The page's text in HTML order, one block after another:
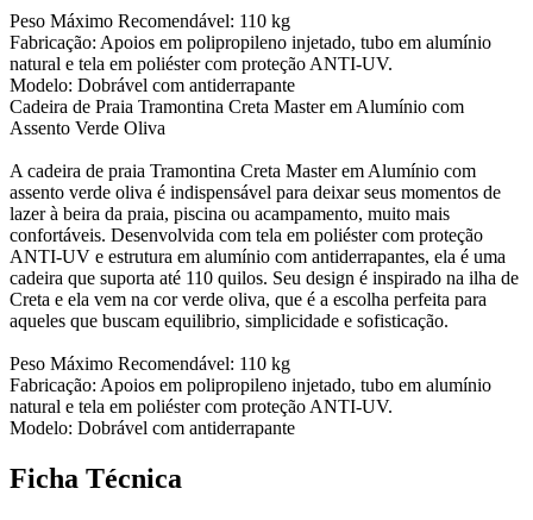
Peso Máximo Recomendável: 110 kg
Fabricação: Apoios em polipropileno injetado, tubo em alumínio
natural e tela em poliéster com proteção ANTI-UV.
Modelo: Dobrável com antiderrapante
Cadeira de Praia Tramontina Creta Master em Alumínio com
Assento Verde Oliva
A cadeira de praia Tramontina Creta Master em Alumínio com
assento verde oliva é indispensável para deixar seus momentos de
lazer à beira da praia, piscina ou acampamento, muito mais
confortáveis. Desenvolvida com tela em poliéster com proteção
ANTI-UV e estrutura em alumínio com antiderrapantes, ela é uma
cadeira que suporta até 110 quilos. Seu design é inspirado na ilha de
Creta e ela vem na cor verde oliva, que é a escolha perfeita para
aqueles que buscam equilibrio, simplicidade e sofisticação.
Peso Máximo Recomendável: 110 kg
Fabricação: Apoios em polipropileno injetado, tubo em alumínio
natural e tela em poliéster com proteção ANTI-UV.
Modelo: Dobrável com antiderrapante
Ficha Técnica